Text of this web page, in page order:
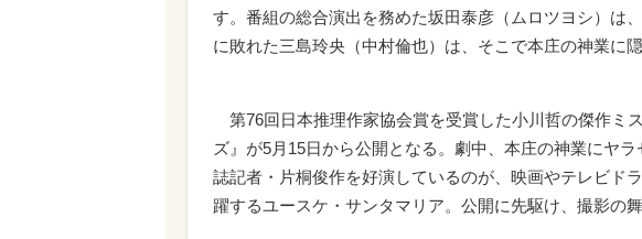
す。番組の総合演出を務めた坂田泰彦（ムロツヨシ）は
に敗れた三島玲央（中村倫也）は、そこで本庄の神業に
第76回日本推理作家協会賞を受賞した小川哲の傑作ミ
ズ』が5月15日から公開となる。劇中、本庄の神業にヤ
誌記者・片桐俊作を好演しているのが、映画やテレビド
躍するユースケ・サンタマリア。公開に先駆け、撮影の